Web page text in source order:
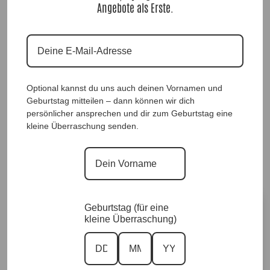
Westenponcho Eleganz in Black |Gr. UNI 38-
48|, Anr.: 3750
52,90€
Sofort für dich verfügbar ✨
Versand in 1–3 Arbeitstagen
Angebote als Erste.
Optional kannst du uns auch deinen Vornamen und
Geburtstag mitteilen – dann können wir dich
persönlicher ansprechen und dir zum Geburtstag eine
kleine Überraschung senden.
Geburtstag (für eine
kleine Überraschung)